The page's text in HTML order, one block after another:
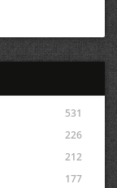
531
226
212
177